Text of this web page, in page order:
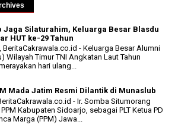
Jaga Silaturahim, Keluarga Besar Blasdu
HUT ke-29 Tahun
BeritaCakrawala.co.id - Keluarga Besar Alumni
Wilayah Timur TNI Angkatan Laut Tahun
hari ulang...
Mada Jatim Resmi Dilantik di Munaslub
- Ir. Somba Situmorang
Kabupaten Sidoarjo, sebagai PLT Ketua PD
Marga (PPM) Jawa...